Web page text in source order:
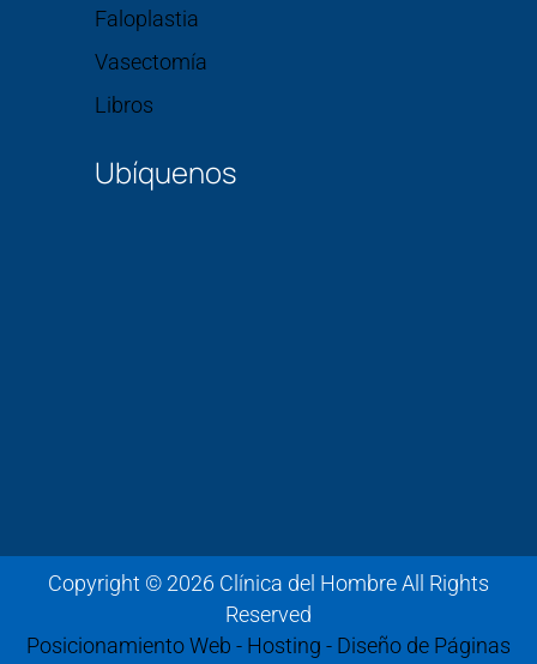
Faloplastia
Vasectomía
Libros
Ubíquenos
Copyright © 2026 Clínica del Hombre All Rights
Reserved
Posicionamiento Web - Hosting - Diseño de Páginas